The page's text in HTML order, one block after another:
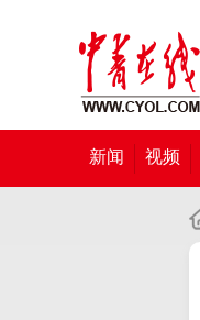
新闻 视频